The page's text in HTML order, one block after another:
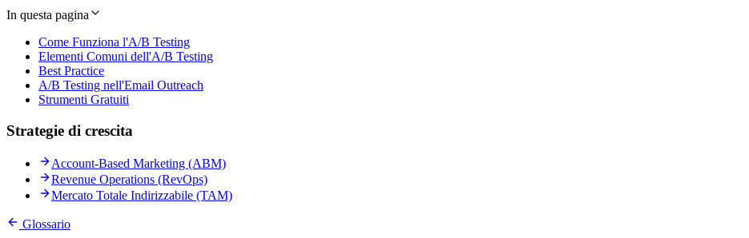
In questa pagina
Come Funziona l'A/B Testing
Elementi Comuni dell'A/B Testing
Best Practice
A/B Testing nell'Email Outreach
Strumenti Gratuiti
Strategie di crescita
Account-Based Marketing (ABM)
Revenue Operations (RevOps)
Mercato Totale Indirizzabile (TAM)
Glossario